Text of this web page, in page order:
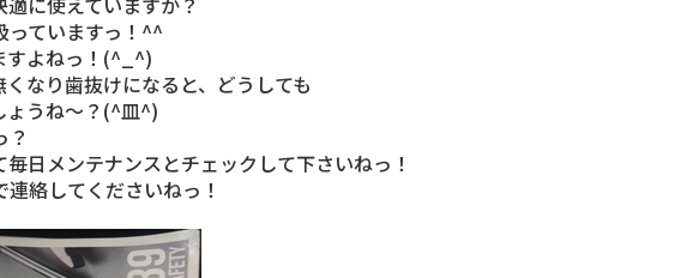
っていますっ！^^
すよねっ！(^_^)
なり歯抜けになると、どうしても
ょうね～？(^皿^)
？
日メンテナンスとチェックして下さいねっ！
絡してくださいねっ！